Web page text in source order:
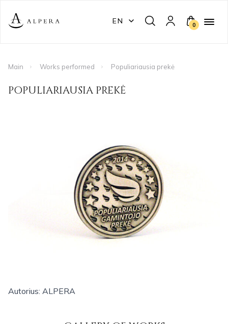
EN 0
Main Works performed Populiariausia prekė
POPULIARIAUSIA PREKĖ
Autorius: ALPERA